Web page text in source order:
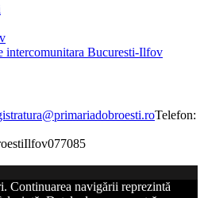
intercomunitara Bucuresti-Ilfov
Telefon:
Ilfov077085
Continuarea navigării reprezintă